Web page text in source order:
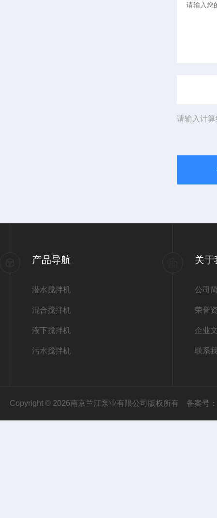
请输入计
产品导航
潜水搅拌机
混合搅拌机
液下搅拌机
污水搅拌机
关于
公司
荣誉
企业
联系
Copyright © 2026南京兰江泵业有限公司版权所有 备案号